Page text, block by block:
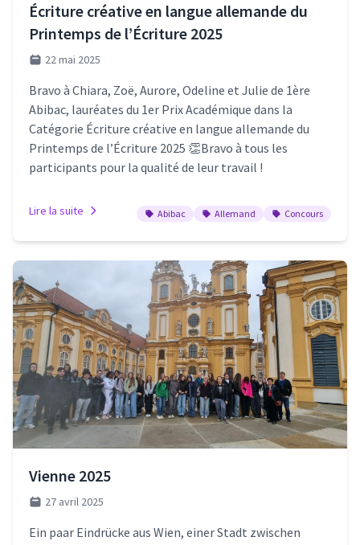
Écriture créative en langue allemande du
Printemps de l’Écriture 2025
22 mai 2025
Bravo à Chiara, Zoë, Aurore, Odeline et Julie de 1ère
Abibac, lauréates du 1er Prix Académique dans la
Catégorie Écriture créative en langue allemande du
Printemps de l’Écriture 2025 👏Bravo à tous les
participants pour la qualité de leur travail !
Lire la suite Abibac Allemand Concours
Vienne 2025
27 avril 2025
Ein paar Eindrücke aus Wien, einer Stadt zwischen